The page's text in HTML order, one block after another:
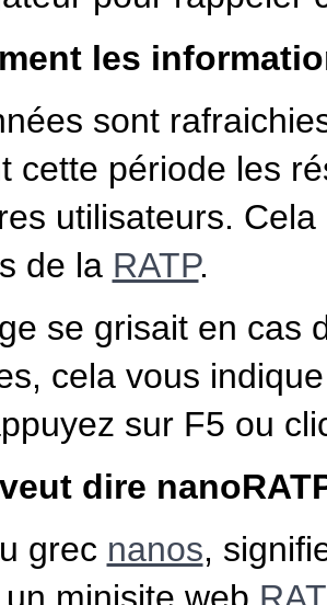
les
sont
cette période les
utilisateurs.
de la RATP.
se grisait en cas
cela vous
sur F5 ou
dire
grec nanos,